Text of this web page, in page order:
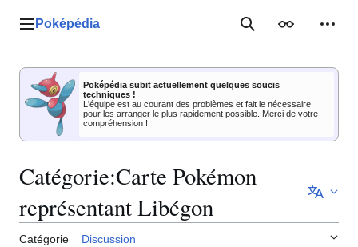
Menu principal
Poképédia RechercherApparence
Poképédia subit actuellement quelques soucis
techniques !
L'équipe est au courant des problèmes et fait le nécessaire
pour les arranger le plus rapidement possible. Merci de votre
compréhension !
Catégorie:Carte Pokémon
représentant Libégon
Catégorie Discussion